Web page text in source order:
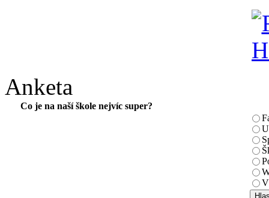
Anketa
Co je na naší škole nejvíc super?